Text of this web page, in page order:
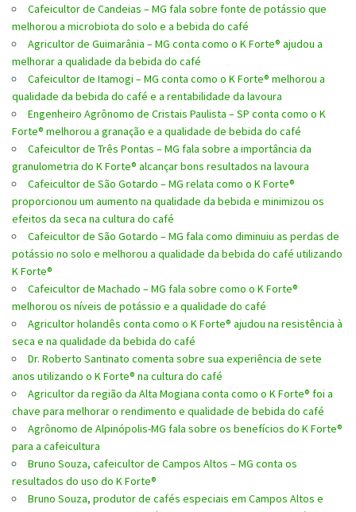
Cafeicultor de Candeias – MG fala sobre fonte de potássio que
melhorou a microbiota do solo e a bebida do café
Agricultor de Guimarânia – MG conta como o K Forte® ajudou a
melhorar a qualidade da bebida do café
Cafeicultor de Itamogi – MG conta como o K Forte® melhorou a
qualidade da bebida do café e a rentabilidade da lavoura
Engenheiro Agrônomo de Cristais Paulista – SP conta como o K
Forte® melhorou a granação e a qualidade de bebida do café
Cafeicultor de Três Pontas – MG fala sobre a importância da
granulometria do K Forte® alcançar bons resultados na lavoura
Cafeicultor de São Gotardo – MG relata como o K Forte®
proporcionou um aumento na qualidade da bebida e minimizou os
efeitos da seca na cultura do café
Cafeicultor de São Gotardo – MG fala como diminuiu as perdas de
potássio no solo e melhorou a qualidade da bebida do café utilizando
K Forte®
Cafeicultor de Machado – MG fala sobre como o K Forte®
melhorou os níveis de potássio e a qualidade do café
Agricultor holandês conta como o K Forte® ajudou na resistência à
seca e na qualidade da bebida do café
Dr. Roberto Santinato comenta sobre sua experiência de sete
anos utilizando o K Forte® na cultura do café
Agricultor da região da Alta Mogiana conta como o K Forte® foi a
chave para melhorar o rendimento e qualidade de bebida do café
Agrônomo de Alpinópolis-MG fala sobre os benefícios do K Forte®
para a cafeicultura
Bruno Souza, cafeicultor de Campos Altos – MG conta os
resultados do uso do K Forte®
Bruno Souza, produtor de cafés especiais em Campos Altos e